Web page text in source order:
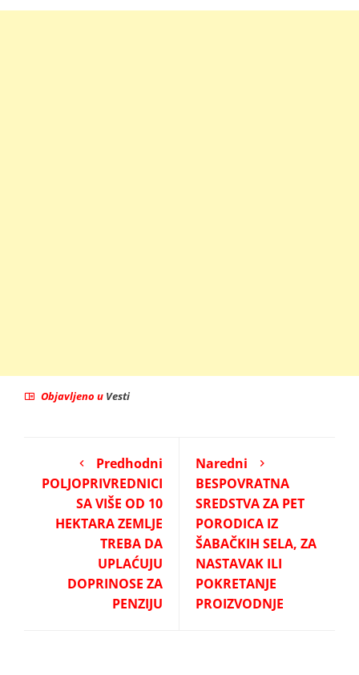
Objavljeno u Vesti
Predhodni
POLJOPRIVREDNICI
SA VIŠE OD 10
HEKTARA ZEMLJE
TREBA DA
UPLAĆUJU
DOPRINOSE ZA
PENZIJU
Naredni
BESPOVRATNA
SREDSTVA ZA PET
PORODICA IZ
ŠABAČKIH SELA, ZA
NASTAVAK ILI
POKRETANJE
PROIZVODNJE